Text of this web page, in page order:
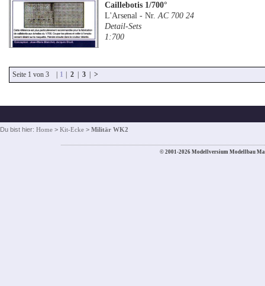
Caillebotis 1/700°
L'Arsenal - Nr.AC 700 24
Detail-Sets
1:700
Seite 1 von 3 | 1 | 2 | 3 | >
Du bist hier: Home > Kit-Ecke > Militär WK2
© 2001-2026 Modellversium Modellbau